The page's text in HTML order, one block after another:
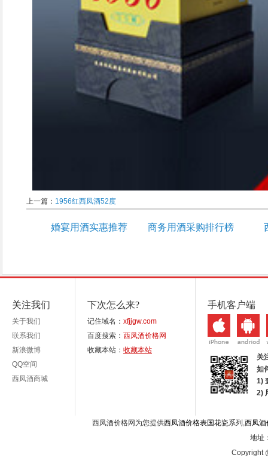
上一篇： 1956红西凤酒52度
婚宴用酒实惠推荐 商务用酒采购排行榜
关注我们
关于我们
联系我们
新浪微博
QQ空间
西凤酒商城
下次怎么来?
记住域名： xfjjgw.com
百度搜索： 西凤酒价格网
收藏本站： 收藏本站
手机客户端
关
如
1)
2)
西凤酒价格网为您提供西凤酒价格表国花瓷系列,西凤酒
地址
Copyright